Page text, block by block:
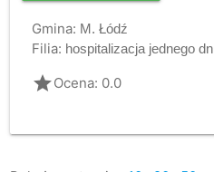
Gmina: M. Łódź
Filia: hospitalizacja jednego
gradeOcena: 0.0